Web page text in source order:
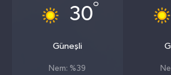
30°
Güneşli
Nem: %39